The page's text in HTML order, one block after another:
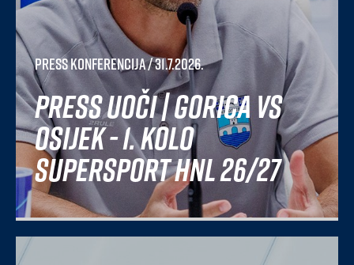
Press konferencija/ 31.7.2026.
Press uoči | Gorica vs
Osijek - 1. kolo
SuperSport HNL 26/27